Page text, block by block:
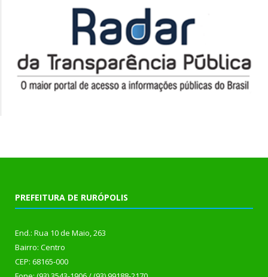
PREFEITURA DE RURÓPOLIS
End.: Rua 10 de Maio, 263
Bairro: Centro
CEP: 68165-000